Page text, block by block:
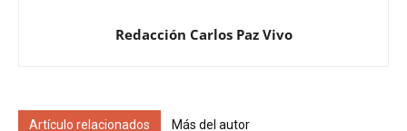
Redacción Carlos Paz Vivo
Artículo relacionados Más del autor